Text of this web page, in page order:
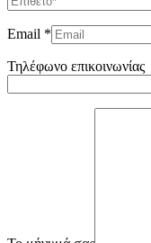
Email *
Τηλέφωνο επικοινωνίας